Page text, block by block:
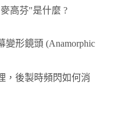
高芬"是什麼 ?
變形鏡頭 (Anamorphic
，後製時頻閃如何消